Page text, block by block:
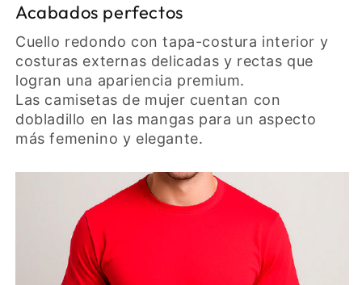
Acabados perfectos
Cuello redondo con tapa-costura interior y
costuras externas delicadas y rectas que
logran una apariencia premium.
Las camisetas de mujer cuentan con
dobladillo en las mangas para un aspecto
más femenino y elegante.